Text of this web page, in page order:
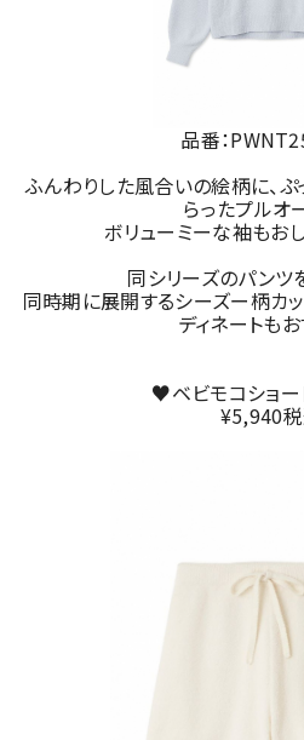
品番：
ふんわりした風合いの絵柄に、
らったプルオ
ボリューミーな袖もお
同シリーズのパンツ
同時期に展開するシーズー柄カ
ディネートもお
♥ベビモコショ
¥5,940